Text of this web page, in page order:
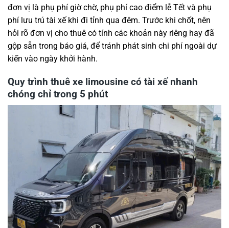
đơn vị là phụ phí giờ chờ, phụ phí cao điểm lễ Tết và phụ
phí lưu trú tài xế khi đi tỉnh qua đêm. Trước khi chốt, nên
hỏi rõ đơn vị cho thuê có tính các khoản này riêng hay đã
gộp sẵn trong báo giá, để tránh phát sinh chi phí ngoài dự
kiến vào ngày khởi hành.
Quy trình thuê xe limousine có tài xế nhanh
chóng chỉ trong 5 phút